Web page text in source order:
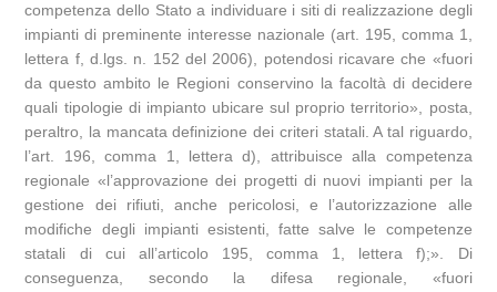
competenza dello Stato a individuare i siti di realizzazione degli
impianti di preminente interesse nazionale (art. 195, comma 1,
lettera f, d.lgs. n. 152 del 2006), potendosi ricavare che «fuori
da questo ambito le Regioni conservino la facoltà di decidere
quali tipologie di impianto ubicare sul proprio territorio», posta,
peraltro, la mancata definizione dei criteri statali. A tal riguardo,
l’art. 196, comma 1, lettera d), attribuisce alla competenza
regionale «l’approvazione dei progetti di nuovi impianti per la
gestione dei rifiuti, anche pericolosi, e l’autorizzazione alle
modifiche degli impianti esistenti, fatte salve le competenze
statali di cui all’articolo 195, comma 1, lettera f);». Di
conseguenza, secondo la difesa regionale, «fuori